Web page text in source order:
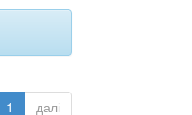
1 далі